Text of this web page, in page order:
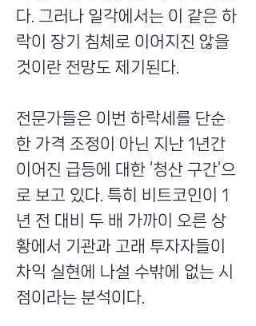
다. 그러나 일각에서는 이 같은 하
락이 장기 침체로 이어지진 않을
것이란 전망도 제기된다.
전문가들은 이번 하락세를 단순
한 가격 조정이 아닌 지난 1년간
이어진 급등에 대한 ‘청산 구간’으
로 보고 있다. 특히 비트코인이 1
년 전 대비 두 배 가까이 오른 상
황에서 기관과 고래 투자자들이
차익 실현에 나설 수밖에 없는 시
점이라는 분석이다.